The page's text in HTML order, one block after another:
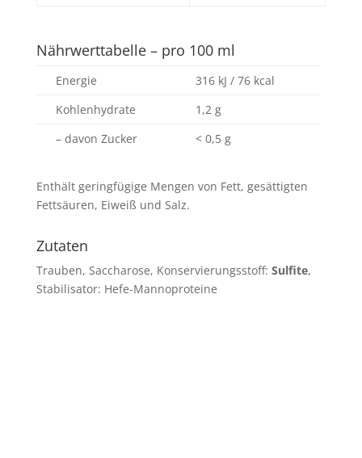
Nährwerttabelle – pro 100 ml
Energie
316 kJ / 76 kcal
Kohlenhydrate
1,2 g
– davon Zucker
< 0,5 g
Enthält geringfügige Mengen von Fett, gesättigten
Fettsäuren, Eiweiß und Salz.
Zutaten
Trauben, Saccharose, Konservierungsstoff: Sulfite,
Stabilisator: Hefe-Mannoproteine